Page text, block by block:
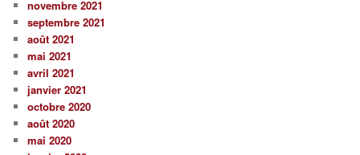
novembre 2021
septembre 2021
août 2021
mai 2021
avril 2021
janvier 2021
octobre 2020
août 2020
mai 2020